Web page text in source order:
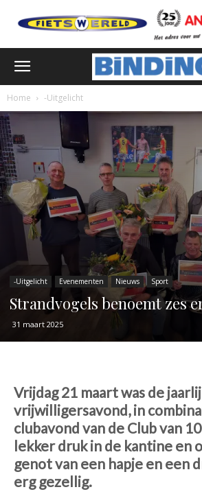
Home -Uitgelicht
-Uitgelicht Evenementen Nieuws Sport
Strandvogels benoemt zes
31 maart 2025
Vrijdag 21 maart was de
vrijwilligersavond, in
clubavond van de Club van
lekker druk in de kantine en
genot van een hapje en een
erg gezellig.